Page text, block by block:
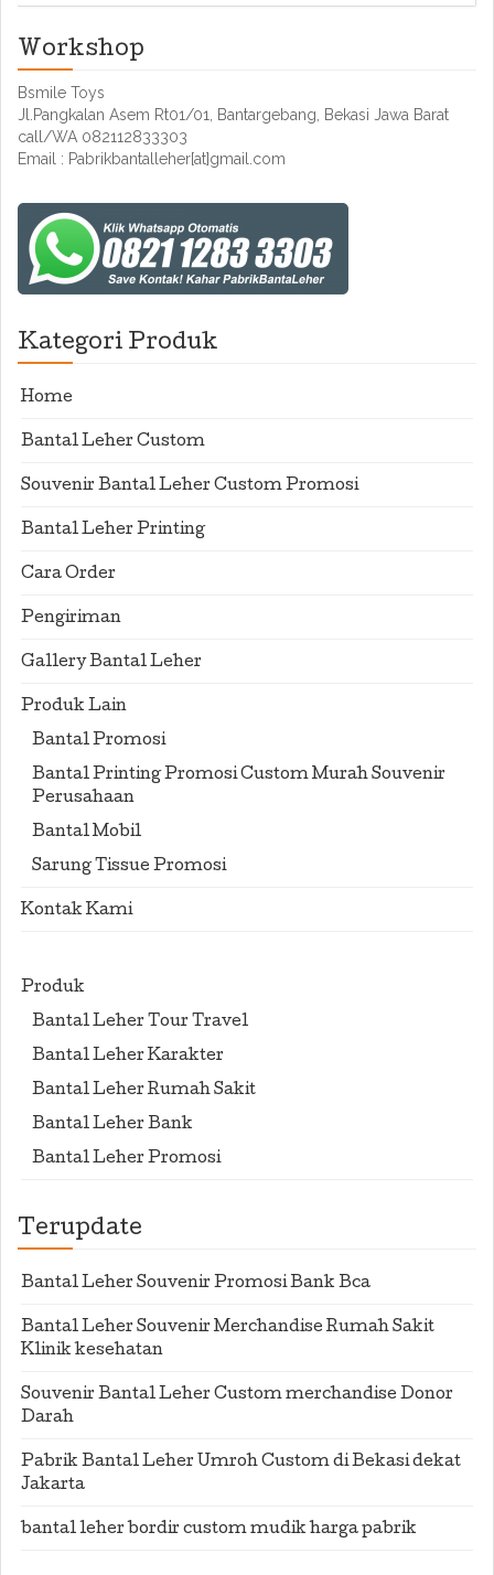
Workshop
Bsmile Toys
Jl.Pangkalan Asem Rt01/01, Bantargebang, Bekasi Jawa Barat
call/WA 082112833303
Email : Pabrikbantalleher[at]gmail.com
Kategori Produk
Home
Bantal Leher Custom
Souvenir Bantal Leher Custom Promosi
Bantal Leher Printing
Cara Order
Pengiriman
Gallery Bantal Leher
Produk Lain
Bantal Promosi
Bantal Printing Promosi Custom Murah Souvenir
Perusahaan
Bantal Mobil
Sarung Tissue Promosi
Kontak Kami
Produk
Bantal Leher Tour Travel
Bantal Leher Karakter
Bantal Leher Rumah Sakit
Bantal Leher Bank
Bantal Leher Promosi
Terupdate
Bantal Leher Souvenir Promosi Bank Bca
Bantal Leher Souvenir Merchandise Rumah Sakit
Klinik kesehatan
Souvenir Bantal Leher Custom merchandise Donor
Darah
Pabrik Bantal Leher Umroh Custom di Bekasi dekat
Jakarta
bantal leher bordir custom mudik harga pabrik